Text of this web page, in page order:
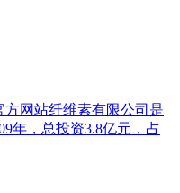
方网站纤维素有限公司是
年，总投资3.8亿元，占